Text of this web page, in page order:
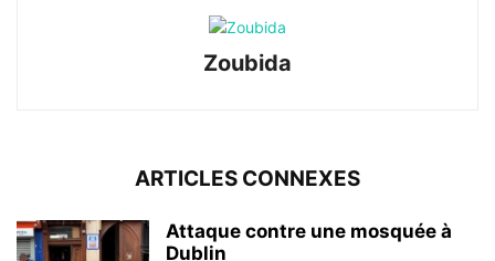
Zoubida
ARTICLES CONNEXES
Attaque contre une mosquée à
Dublin